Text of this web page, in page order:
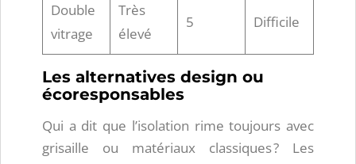
Double
vitrage
Très
élevé
5 Difficile
Les alternatives design ou
écoresponsables
Qui a dit que l’isolation rime toujours avec
grisaille ou matériaux classiques ? Les